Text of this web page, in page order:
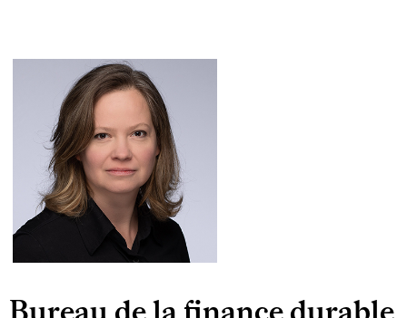
Bureau de la finance durable